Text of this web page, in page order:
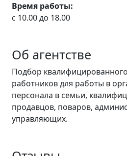
Время работы:
с 10.00 до 18.00
Об агентстве
Подбор
работников для работы в
персонала в семьи,
продавцов, поваров,
управляющих.